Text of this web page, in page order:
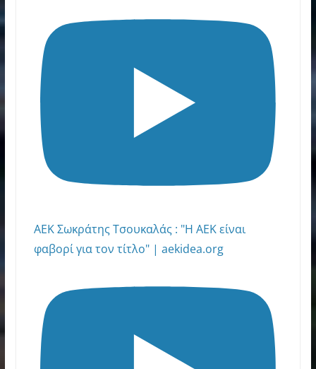
AEK Σωκράτης Τσουκαλάς : "Η ΑΕΚ είναι
φαβορί για τον τίτλο" | aekidea.org